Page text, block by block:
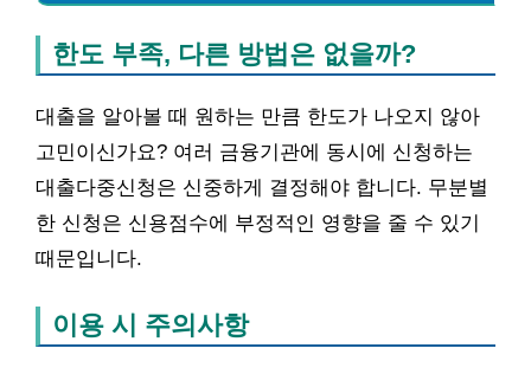
한도 부족, 다른 방법은 없을까?
대출을 알아볼 때 원하는 만큼 한도가 나오지 않아
고민이신가요? 여러 금융기관에 동시에 신청하는
대출다중신청은 신중하게 결정해야 합니다. 무분별
한 신청은 신용점수에 부정적인 영향을 줄 수 있기
때문입니다.
이용 시 주의사항